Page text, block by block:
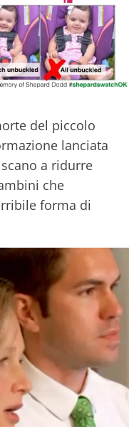
del piccolo
lanciata
a ridurre
che
forma di